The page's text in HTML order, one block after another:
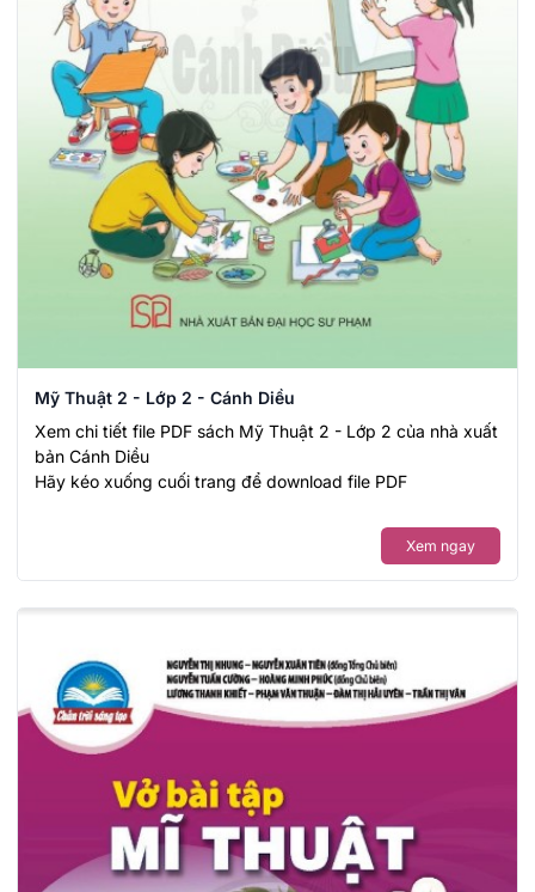
Mỹ Thuật 2 - Lớp 2 - Cánh Diều
Xem chi tiết file PDF sách Mỹ Thuật 2 - Lớp 2 của nhà xuất
bản Cánh Diều
Hãy kéo xuống cuối trang để download file PDF
Xem ngay